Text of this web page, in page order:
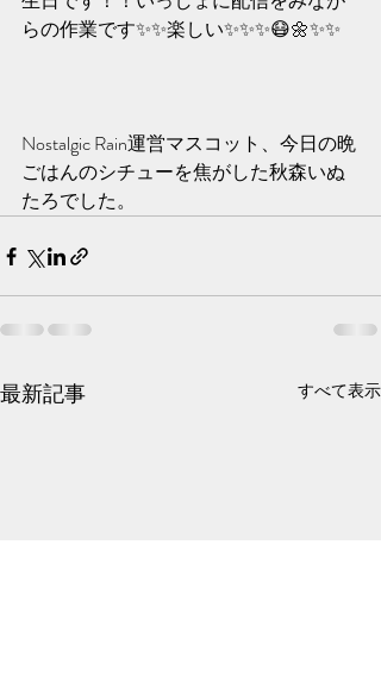
らの作業です✨️✨️楽しい✨️✨️✨️😷🌼✨️✨️
Nostalgic Rain運営マスコット、今日の晩
ごはんのシチューを焦がした秋森いぬ
たろでした。
最新記事 すべて表示